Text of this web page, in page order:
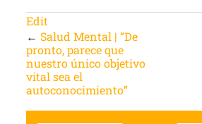
Edit
← Salud Mental | “De
pronto, parece que
nuestro único objetivo
vital sea el
autoconocimiento”